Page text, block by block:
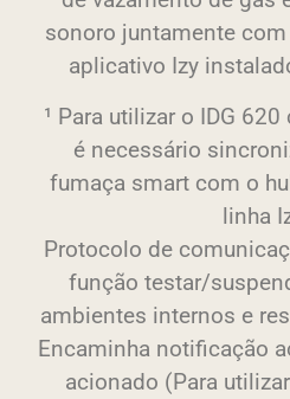
sonoro juntamente
aplicativo Izy
¹ Para utilizar o IDG
é necessário
fumaça smart com o
linha
Protocolo de
função testar/
ambientes internos e
Encaminha notificação
acionado (Para